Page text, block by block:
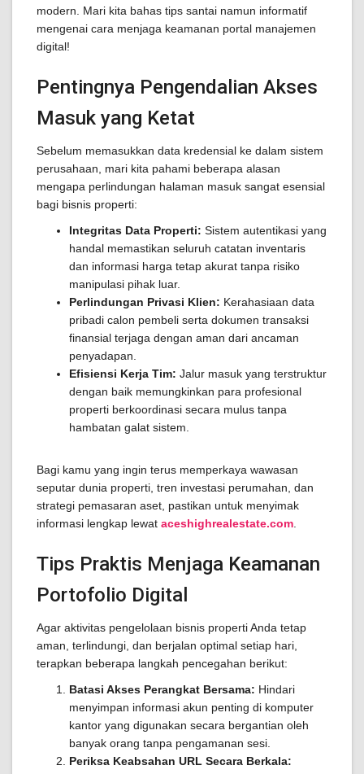
modern. Mari kita bahas tips santai namun informatif
mengenai cara menjaga keamanan portal manajemen
digital!
Pentingnya Pengendalian Akses
Masuk yang Ketat
Sebelum memasukkan data kredensial ke dalam sistem
perusahaan, mari kita pahami beberapa alasan
mengapa perlindungan halaman masuk sangat esensial
bagi bisnis properti:
Integritas Data Properti: Sistem autentikasi yang
handal memastikan seluruh catatan inventaris
dan informasi harga tetap akurat tanpa risiko
manipulasi pihak luar.
Perlindungan Privasi Klien: Kerahasiaan data
pribadi calon pembeli serta dokumen transaksi
finansial terjaga dengan aman dari ancaman
penyadapan.
Efisiensi Kerja Tim: Jalur masuk yang terstruktur
dengan baik memungkinkan para profesional
properti berkoordinasi secara mulus tanpa
hambatan galat sistem.
Bagi kamu yang ingin terus memperkaya wawasan
seputar dunia properti, tren investasi perumahan, dan
strategi pemasaran aset, pastikan untuk menyimak
informasi lengkap lewat aceshighrealestate.com
Tips Praktis Menjaga Keamanan
Portofolio Digital
Agar aktivitas pengelolaan bisnis properti Anda tetap
aman, terlindungi, dan berjalan optimal setiap hari,
terapkan beberapa langkah pencegahan berikut:
Batasi Akses Perangkat Bersama: Hindari
menyimpan informasi akun penting di komputer
kantor yang digunakan secara bergantian oleh
banyak orang tanpa pengamanan sesi.
Periksa Keabsahan URL Secara Berkala: